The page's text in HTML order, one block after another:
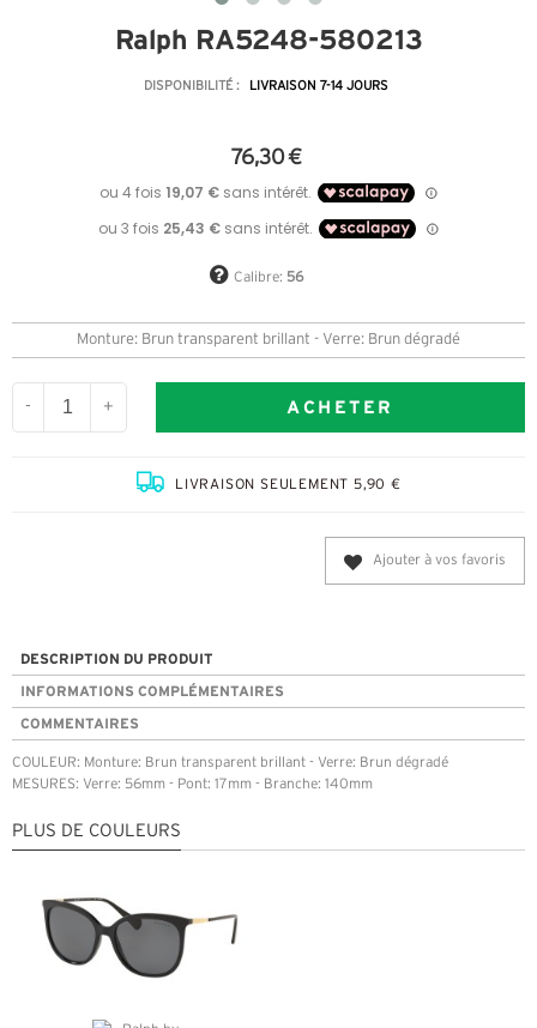
Ralph RA5248-580213
DISPONIBILITÉ : LIVRAISON 7-14 JOURS
76,30 €
Calibre: 56
Monture: Brun transparent brillant - Verre: Brun dégradé
- + ACHETER
LIVRAISON SEULEMENT 5,90 €
Ajouter à vos favoris
DESCRIPTION DU PRODUIT
INFORMATIONS COMPLÉMENTAIRES
COMMENTAIRES
COULEUR: Monture: Brun transparent brillant - Verre: Brun dégradé
MESURES: Verre: 56mm - Pont: 17mm - Branche: 140mm
PLUS DE COULEURS